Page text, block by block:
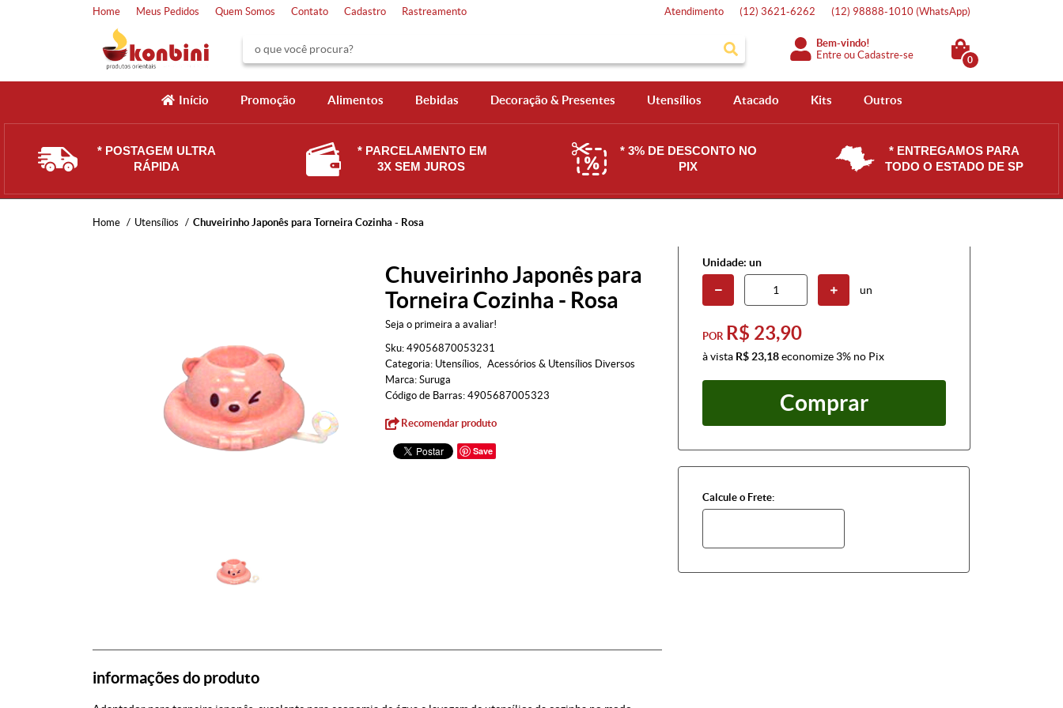
Home Meus Pedidos Quem Somos Contato Cadastro Rastreamento Atendimento (12) 3621-6262 (12) 98888-1010 (WhatsApp)
Bem-vindo!
Entre ouCadastre-se 0
Início Promoção Alimentos Bebidas Decoração & Presentes Utensílios Atacado Kits Outros
* POSTAGEM ULTRA
RÁPIDA
* PARCELAMENTO EM
3X SEM JUROS
* 3% DE DESCONTO NO
PIX
* ENTREGAMOS PARA
TODO O ESTADO DE SP
Home Utensílios Chuveirinho Japonês para Torneira Cozinha - Rosa
Chuveirinho Japonês para
Torneira Cozinha - Rosa
Seja o primeira a avaliar!
Sku: 49056870053231
Categoria: Utensílios
Acessórios & Utensílios Diversos
Marca: Suruga
Código de Barras: 4905687005323
Recomendar produto
Save
Unidade: un
un
POR R$ 23,90
à vista R$ 23,18economize 3% no Pix
Comprar
Calcule o Frete:
informações do produto